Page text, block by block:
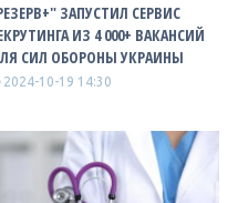
ЗАПУСТИЛ СЕРВИС
ИЗ 4 000+ ВАКАНСИЙ
СИЛ ОБОРОНЫ УКРАИНЫ
2024-10-19 14:30